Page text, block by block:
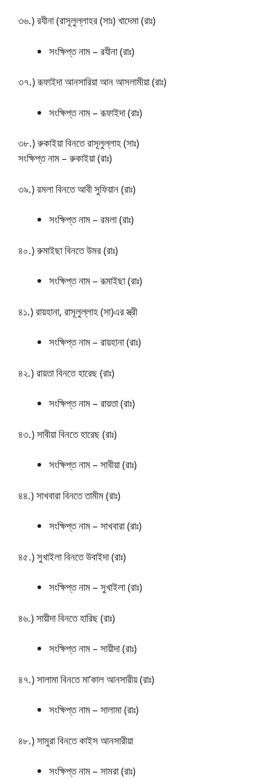
৩৬.) রযীনা (রাসূলুল্লাহর (সাঃ) খাদেমা (রাঃ)
সংক্ষিপ্ত নাম – রযীনা (রাঃ)
৩৭.) রূফাইদা আনসারিয়া আন আসলামীয়া (রাঃ)
সংক্ষিপ্ত নাম – রূফাইদা (রাঃ)
৩৮.) রুকাইয়া বিনতে রাসূলুল্লাহ (সাঃ)
সংক্ষিপ্ত নাম – রুকাইয়া (রাঃ)
৩৯.) রমলা বিনতে আবী সুফিয়ান (রাঃ)
সংক্ষিপ্ত নাম – রমলা (রাঃ)
৪০.) রুমাইছা বিনতে উমর (রাঃ)
সংক্ষিপ্ত নাম – রূমাইছা (রাঃ)
৪১.) রায়হানা, রাসূলুল্লাহ (সা)এর স্ত্রী
সংক্ষিপ্ত নাম – রায়হানা (রাঃ)
৪২.) রায়তা বিনতে হারেছ (রাঃ)
সংক্ষিপ্ত নাম – রায়তা (রাঃ)
৪৩.) সাবীয়া বিনতে হারেছ (রাঃ)
সংক্ষিপ্ত নাম – সাবীয়া (রাঃ)
৪৪.) সাখবারা বিনতে তামীম (রাঃ)
সংক্ষিপ্ত নাম – সাখবারা (রাঃ)
৪৫.) সুখাইলা বিনতে উবাইদা (রাঃ)
সংক্ষিপ্ত নাম – সুখাইলা (রাঃ)
৪৬.) সায়ীদা বিনতে হারিছ (রাঃ)
সংক্ষিপ্ত নাম – সায়ীদা (রাঃ)
৪৭.) সালামা বিনতে মা’কাল আনসারীয় (রাঃ)
সংক্ষিপ্ত নাম – সালামা (রাঃ)
৪৮.) সামুরা বিনতে কাইস আনসারীয়া
সংক্ষিপ্ত নাম – সামরা (রাঃ)